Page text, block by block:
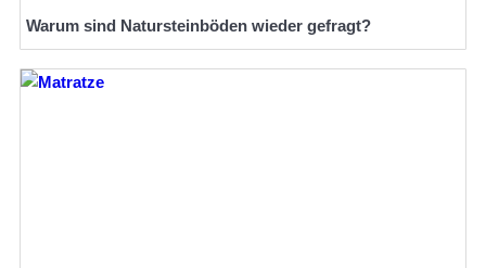
Warum sind Natursteinböden wieder gefragt?